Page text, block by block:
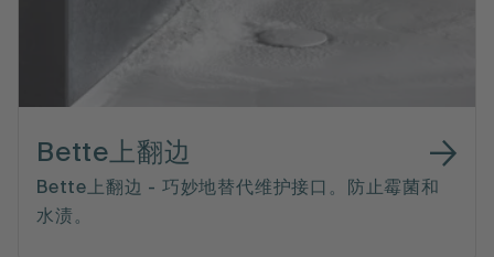
Bette上翻边
Bette上翻边 - 巧妙地替代维护接口。防止霉菌和
水渍。